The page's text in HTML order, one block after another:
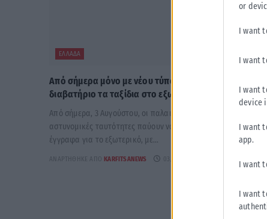
or
I want
I want
I want
device
I want
app.
I want
I want
ΕΛΛΆΔΑ
Από σήμερα μόνο με νέου τύπου ταυτότητα ή
διαβατήριο τα ταξίδια στο εξωτερικό
Από σήμερα, 3 Αυγούστου, οι παλαιού τύπου «μπλε»
αστυνομικές ταυτότητες παύουν να ισχύουν ως ταξιδιωτικά
έγγραφα για το εξωτερικό, με...
ΑΝΑΡΤΉΘΗΚΕ ΑΠΌ KARFITSANEWS